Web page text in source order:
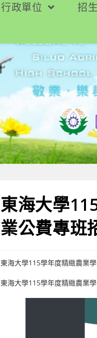
行政單位 招
東海大學
業公費專班
東海大學115學年度精緻農業
東海大學115學年度精緻農業